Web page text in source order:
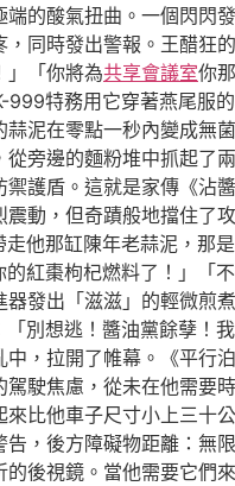
的酸氣扭曲。一個閃閃
同時發出警報。王醋狂
」「你將為共享會議室你
特務用它穿著燕尾服
泥在零點一秒內變成無
旁邊的麵粉堆中抓起了
護盾。這就是家傳《沾
動，但奇蹟般地擋住了
他那缸陳年老蒜泥，那
紅棗枸杞燃料了！」「
發出「滋滋」的輕微煎
別想逃！醬油黨餘孽！
中，拉開了帷幕。《平行
駛焦慮，從未在他需要
來比他車子尺寸小上三十
，後方障礙物距離：無
後視鏡。當他需要它們